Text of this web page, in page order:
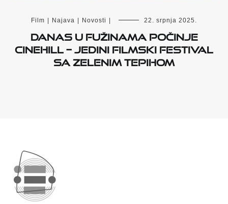
Film | Najava | Novosti | 22. srpnja 2025.
Danas u Fužinama počinje
Cinehill – jedini filmski festival
sa zelenim tepihom